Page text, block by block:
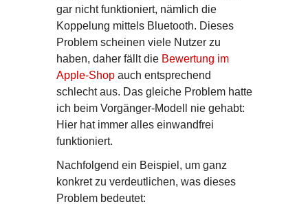
gar nicht funktioniert, nämlich die
Koppelung mittels Bluetooth. Dieses
Problem scheinen viele Nutzer zu
haben, daher fällt die Bewertung im
Apple-Shopauch entsprechend
schlecht aus. Das gleiche Problem hatte
ich beim Vorgänger-Modell nie gehabt:
Hier hat immer alles einwandfrei
funktioniert.
Nachfolgend ein Beispiel, um ganz
konkret zu verdeutlichen, was dieses
Problem bedeutet: